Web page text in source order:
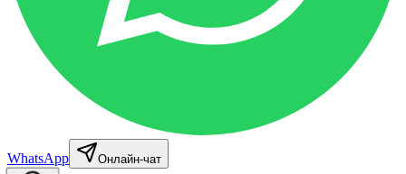
WhatsApp Онлайн-чат